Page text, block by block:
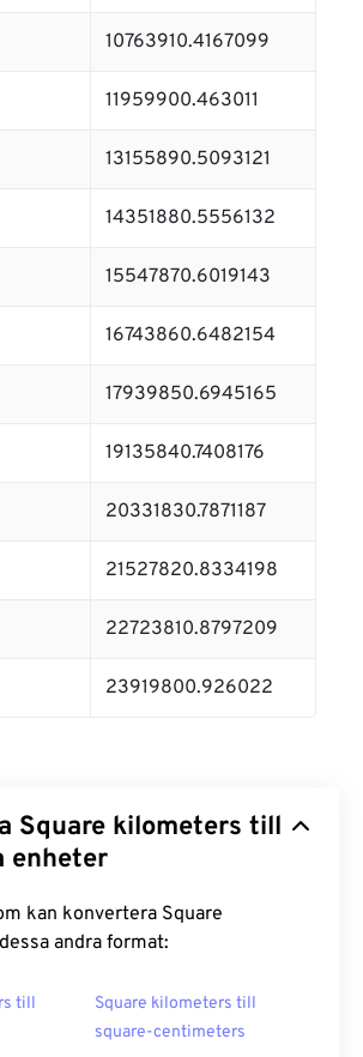
10763910.4167099
11959900.463011
13155890.5093121
14351880.5556132
15547870.6019143
16743860.6482154
17939850.6945165
19135840.7408176
20331830.7871187
21527820.8334198
22723810.8797209
23919800.926022
Square kilometers till
enheter
kan konvertera Square
andra format:
till
Square kilometers till
square-centimeters